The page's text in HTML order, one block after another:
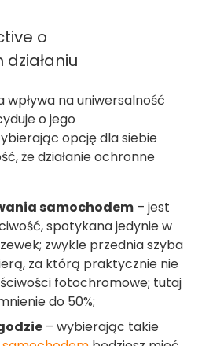
o
na uniwersalność
o jego
opcję dla siebie
że działanie ochronne
samochodem – jest
spotykana jedynie w
zwykle przednia szyba
za którą praktycznie nie
fotochromowe; tutaj
do 50%;
– wybierając takie